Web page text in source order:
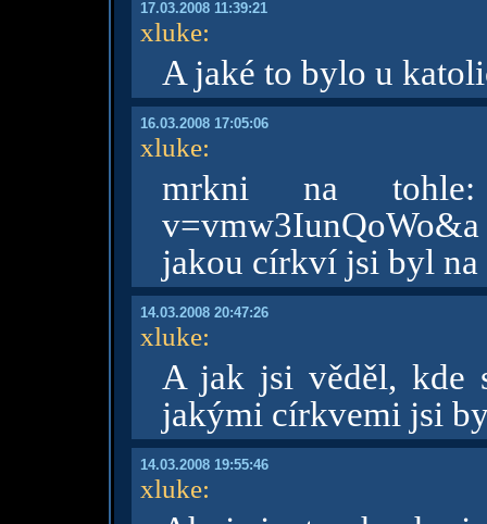
17.03.2008 11:39:21
xluke:
A jaké to bylo u
16.03.2008 17:05:06
xluke:
mrkni na tohle:
jakou církví jsi byl na
14.03.2008 20:47:26
xluke:
A jak jsi věděl, kde
jakými církvemi jsi
14.03.2008 19:55:46
xluke: